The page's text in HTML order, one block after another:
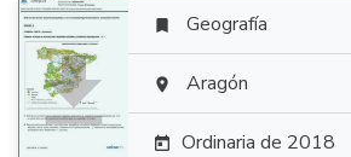

 Geografía
 Aragón
 Ordinaria de 2018